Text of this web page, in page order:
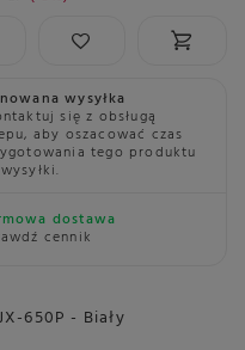
wysyłka
się z obsługą
aby oszacować czas
tego produktu
dostawa
cennik
650P - Biały